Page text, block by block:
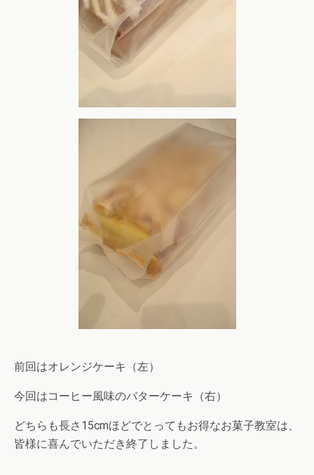
前回はオレンジケーキ（左）
今回はコーヒー風味のバターケーキ（右）
どちらも長さ15cmほどでとってもお得なお菓子教室は、
皆様に喜んでいただき終了しました。